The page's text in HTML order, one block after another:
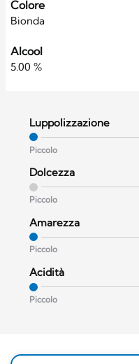
Colore
Bionda
Alcool
5.00 %
Luppolizzazione
Piccolo
Dolcezza
Piccolo
Amarezza
Piccolo
Acidità
Piccolo